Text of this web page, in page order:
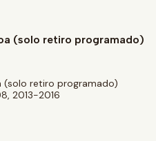
(solo retiro programado)
(solo retiro programado)
2013-2016